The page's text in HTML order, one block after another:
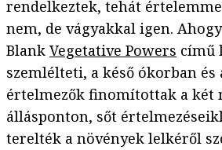
rendelkeztek, tehát
nem, de vágyakkal igen.
Blank Vegetative Powers című
szemlélteti, a késő ókorban és
értelmezők finomítottak a két
állásponton, sőt
terelték a növények lelkéről